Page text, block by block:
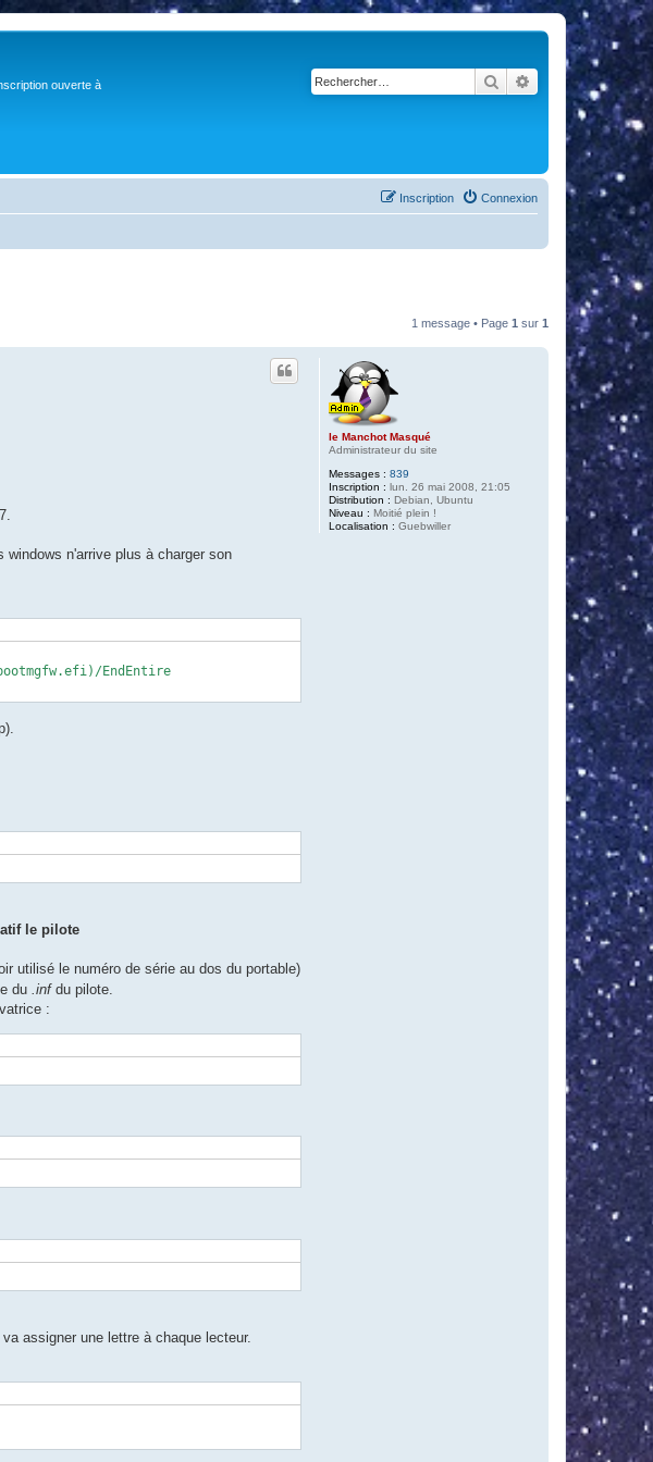
ouverte à
RechercherRecherche
Connexion
Inscription
1 message • Page 1 sur 1
le Manchot Masqué
Administrateur du site
Messages : 839
Inscription : lun. 26 mai 2008, 21:05
Distribution : Debian, Ubuntu
Niveau : Moitié plein !
Localisation : Guebwiller
n'arrive plus à charger son
EndEntire
le pilote
utilisé le numéro de série au dos du portable)
du .infdu pilote.
:
assigner une lettre à chaque lecteur.